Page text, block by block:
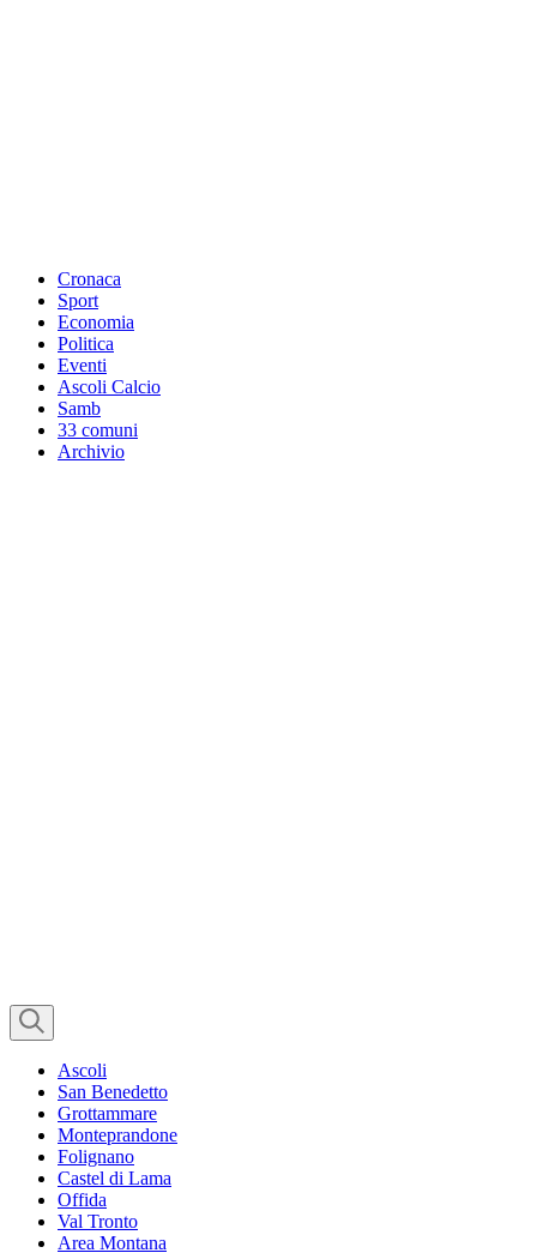
Cronaca
Sport
Economia
Politica
Eventi
Ascoli Calcio
Samb
33 comuni
Archivio
Ascoli
San Benedetto
Grottammare
Monteprandone
Folignano
Castel di Lama
Offida
Val Tronto
Area Montana